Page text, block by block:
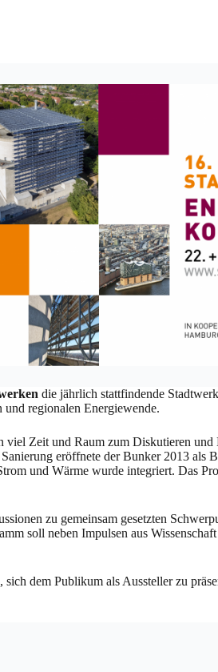
die jährlich stattfindende
und regionalen Energiewende.
viel Zeit und Raum zum Diskutieren
eröffnete der Bunker 2013
und Wärme wurde integriert. Das
zu gemeinsam gesetzten
soll neben Impulsen aus
dem Publikum als Aussteller zu